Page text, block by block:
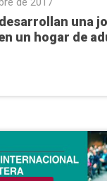
una
un hogar de